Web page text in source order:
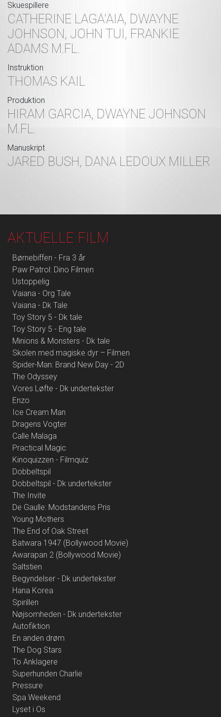
Skuespillere
CATHERINE LAGA'AIA, DWAYNE
JOHNSON, JOHN TUI, FRANKIE
ADAMS M.FL.
Instruktion
THOMAS KAIL
Produktion
HIRAM GARCIA, DWAYNE JOHNSON
M.FL.
Manuskript
JARED BUSH, DANA LEDOUX MILLER
AKTUELLE FILM
Børnebiffen - Fra 3 år
Paw Patrol: Dino Filmen
Ustoppelig
Vaiana - Org Tale
Vaiana - Dk Tale
Toy Story 5 - Dk tale
Toy Story 5 - Eng tale
Minions & Monsters - Dk tale
Skolen med magiske dyr – Filmen
Spider-Man: Brand New Day - 2D
The Odyssey
Vores Løfte - Dk undertekster
Enzo
Ice Cream Man
Dragens Vogter
Calle Malaga
Practical Magic
Kinoquizzen - Filmquiz
Dobbeltspil
Dobbeltspil - Dk undertekster
The Invite
De Gaulle: Modstandens Pris
Young Mothers
The End of Oak Street
Batwara 1947 (Bollywood Movie)
Awarapan 2 (Bollywood Movie)
Saltstien
Begyndelser - Dk undertekster
Hana Korea
Spirillen
Nøjsomheden - Dk undertekster
Autofiktion
En anden drøm
The Dog Stars
To Anklagere
Superhunden Charlie
Pressure
Spa Weekend
Lyset i Os